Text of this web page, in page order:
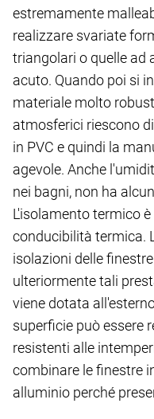
estremamente
realizzare svariate
triangolari o quelle ad
acuto. Quando poi si
materiale molto
atmosferici riescono
in PVC e quindi la
agevole. Anche
nei bagni, non ha
L'isolamento termico
conducibilità termica.
isolazioni delle
ulteriormente tali
viene dotata
superficie può essere
resistenti alle
combinare le finestre
alluminio perché